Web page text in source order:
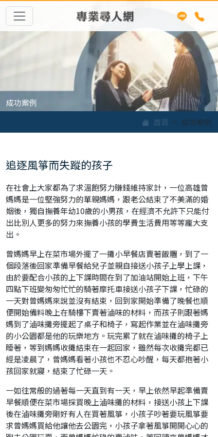
專業尋人網
成功案例
首頁
成功案例
追逐風箏而失蹤的孩子
在社會上大家都為了求溫飽努力賺錢維持家計，一位高雄曾
媽媽是一位堅強努力的單親媽媽，跟老公結束了不美滿的婚
姻後，獨自撫養年幼10歲的小男孩，在經濟不允許下只能付
出比別人更多的努力來撫養小孩的學費生活費用等等龐大支
出。
曾媽媽早上在菜市場外擺了一攤小早餐店賣著飯糰，到了一
個段落後回家準備早餐給兒子並親自接送小孩子上學上課，
由於要配合小孩的上下課時間在到了加油站開始上班，下午
四點下班變匆匆忙忙的騎著摩托車接送小孩子下課，忙碌的
一天對曾媽媽來說並沒有結束，回到家開始準備了晚餐也順
便開始備料晚上在騎樓下賣著滷味的材料，而孩子則跟著媽
媽到了滷味攤旁擺起了桌子和椅子，寫起作業並在滷味攤旁
的小公園都是他的玩樂地方。玩完累了就在滷味攤的椅子上
睡著，等到媽媽收攤結束在一起回家，雖然每次收攤完都已
經是凌晨了，曾媽媽看著小孩也不忍心吵醒，每天都抱著小
孩回家就寢，結束了忙碌一天。
一如往常般的過著每一天直到有一天，早上依然早起準備賣
早餐順便在菜市場採買晚上滷味攤的材料，接送小孩上下課
後在滷味攤旁剛好有人在買著風箏，小孩子吵著要玩風箏要
求曾媽媽買給他讓他去公園完，小孩子拿著風箏開開心心的